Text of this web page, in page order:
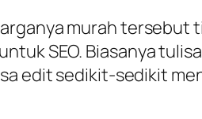
murah tersebut
SEO. Biasanya
edit sedikit-sedikit